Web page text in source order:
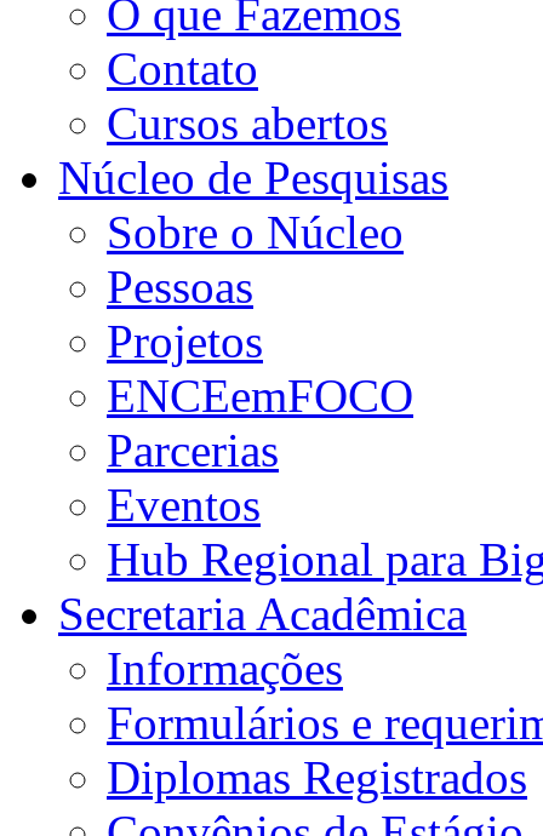
O que Fazemos
Contato
Cursos abertos
Núcleo de Pesquisas
Sobre o Núcleo
Pessoas
Projetos
ENCEemFOCO
Parcerias
Eventos
Hub Regional para
Secretaria Acadêmica
Informações
Formulários e
Diplomas Registrados